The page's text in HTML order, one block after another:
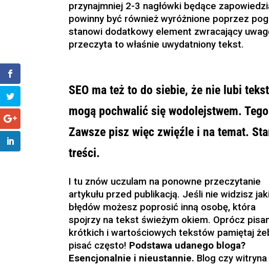
przynajmniej 2-3 nagłówki będące
powinny być również wyróżnione poprzez
stanowi dodatkowy element zwracający
przeczyta to właśnie uwydatniony tekst.
SEO ma też to do siebie, że nie lubi
mogą pochwalić się wodolejstwem.
Zawsze pisz więc zwięźle i na temat.
treści.
I tu znów uczulam na ponowne przeczytanie
artykułu przed publikacją. Jeśli nie widzisz
błędów możesz poprosić inną osobę, która
spojrzy na tekst świeżym okiem. Oprócz
krótkich i wartościowych tekstów pamiętaj
pisać często! Podstawa udanego bloga?
Esencjonalnie i nieustannie. Blog czy witryna